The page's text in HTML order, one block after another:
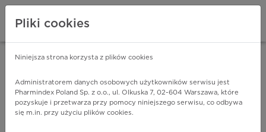
Pharmindex - lider
ZALOGUJ SIĘ
Pliki cookies
Niniejsza strona korzysta z plików cookies
Administratorem danych osobowych użytkowników serwisu jest
Pharmindex Poland Sp. z o.o., ul. Olkuska 7, 02-604 Warszawa, które
pozyskuje i przetwarza przy pomocy niniejszego serwisu, co odbywa
się m.in. przy użyciu plików cookies.
ZA DARMO - w Google Play INSTALUJ